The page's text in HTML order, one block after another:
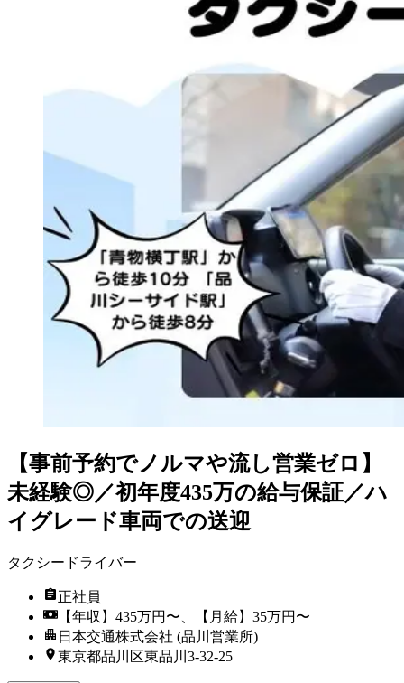
【事前予約でノルマや流し営業ゼロ】
未経験◎／初年度435万の給与保証／ハ
イグレード車両での送迎
タクシードライバー
正社員
【年収】435万円〜、【月給】35万円〜
日本交通株式会社 (品川営業所)
東京都品川区東品川3-32-25